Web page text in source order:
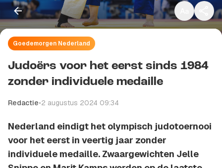
Goedemorgen Nederland
Judoërs voor het eerst sinds 1984
zonder individuele medaille
Redactie•2 augustus 2024 09:34
Nederland eindigt het olympisch judotoernooi
voor het eerst in veertig jaar zonder
individuele medaille. Zwaargewichten Jelle